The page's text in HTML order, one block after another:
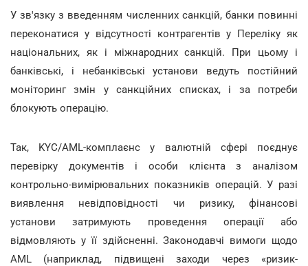
У зв'язку з введенням численних санкцій, банки повинні
переконатися у відсутності контрагентів у Переліку як
національних, як і міжнародних санкцій. При цьому і
банківські, і небанківські установи ведуть постійний
моніторинг змін у санкційних списках, і за потреби
блокують операцію.
Так, KYC/AML-комплаєнс у валютній сфері поєднує
перевірку документів і особи клієнта з аналізом
контрольно-вимірювальних показників операцій. У разі
виявлення невідповідності чи ризику, фінансові
установи затримують проведення операції або
відмовляють у її здійсненні. Законодавчі вимоги щодо
AML (наприклад, підвищені заходи через «ризик-